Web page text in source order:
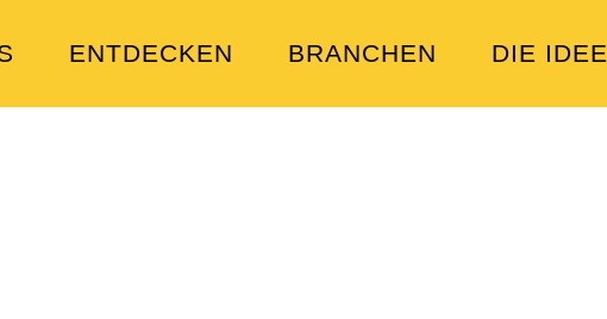
ENTDECKEN BRANCHEN DIE IDEE